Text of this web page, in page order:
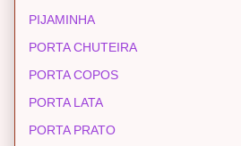
PIJAMINHA
PORTA CHUTEIRA
PORTA COPOS
PORTA LATA
PORTA PRATO